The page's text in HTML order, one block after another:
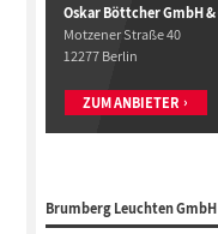
Oskar Böttcher GmbH &
Motzener Straße 40
12277 Berlin
ZUM ANBIETER
Brumberg Leuchten GmbH